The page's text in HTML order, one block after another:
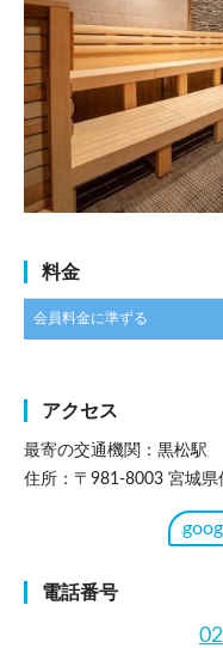
料金
会員料金に準ずる
アクセス
最寄の交通機関：黒松駅
住所：〒981-8003 宮城県
電話番号